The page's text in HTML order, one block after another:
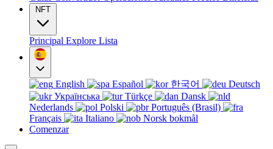
NFT
Principal Explore Lista
English Español 한국어
Deutsch
Українська
Türkçe
Dansk
Nederlands
Polski
Português (Brasil)
Français
Italiano
Norsk bokmål
Comenzar